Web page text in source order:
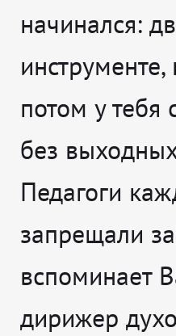
начинался:
потом у тебя
без
Педагоги
запрещали
вспоминает
дирижер